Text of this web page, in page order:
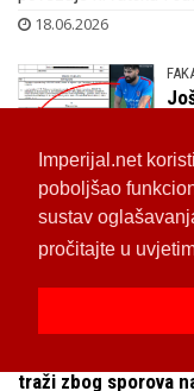
Imperijal.net
poboljšao
sustav
pročitajte u
19.06.2026
bivšeg be-ha
Uoči okršaja BiH
povezuje hrvatsku i
18.06.2026
Knjaza tvrdio